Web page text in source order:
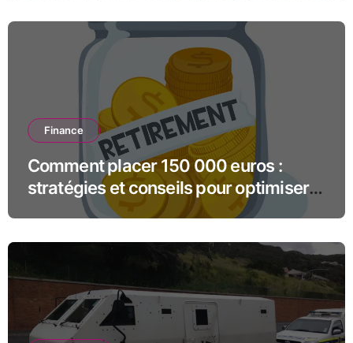
Finance
Comment placer 150 000 euros :
stratégies et conseils pour optimiser
votre capital